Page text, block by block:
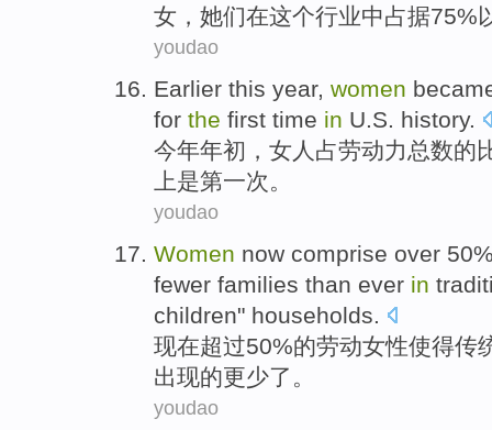
女 ，她们在这个行业中占据75%
youdao
Earlier this year, women
for the first time in U.S. history.
今年年初， 女人 占劳动力总数的
上是第一次。
youdao
Women now comprise over
fewer families than ever in
children" households.
现在超过50%的劳动女性使得传
出现的更少了 。
youdao